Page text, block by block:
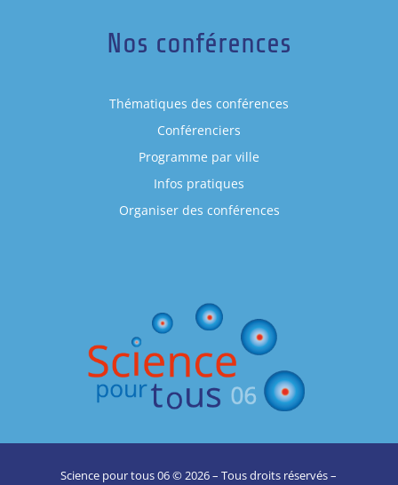
Nos conférences
Thématiques des conférences
Conférenciers
Programme par ville
Infos pratiques
Organiser des conférences
Science pour tous 06 © 2026 – Tous droits réservés –